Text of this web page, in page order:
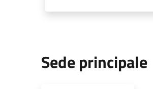
Sede principale